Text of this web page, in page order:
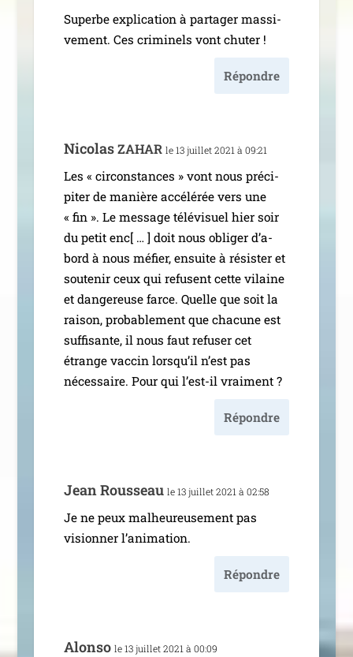
Superbe expli­ca­tion à par­ta­ger mas­si­
ve­ment. Ces cri­mi­nels vont chuter !
Répondre
NicolasZAHAR le 13 juillet 2021 à 09:21
Les « cir­cons­tances » vont nous pré­ci­
pi­ter de manière accé­lé­rée vers une
« fin ». Le mes­sage télé­vi­suel hier soir
du petit enc[ … ] doit nous obli­ger d’a­
bord à nous méfier, ensuite à résis­ter et
sou­te­nir ceux qui refusent cette vilaine
et dan­ge­reuse farce. Quelle que soit la
rai­son, pro­ba­ble­ment que cha­cune est
suf­fi­sante, il nous faut refu­ser cet
étrange vac­cin lors­qu’il n’est pas
néces­saire. Pour qui l’est-il vraiment ?
Répondre
Jean Rousseau le 13 juillet 2021 à 02:58
Je ne peux mal­heu­reu­se­ment pas
vision­ner l’animation.
Répondre
Alonso le 13 juillet 2021 à 00:09